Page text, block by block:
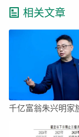
相关文章